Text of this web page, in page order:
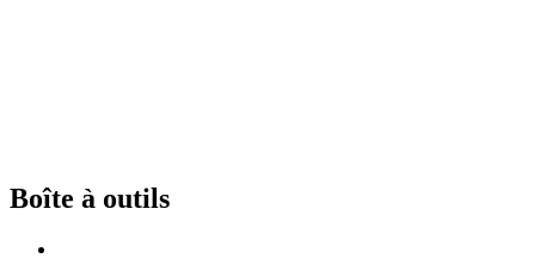
Boîte à outils